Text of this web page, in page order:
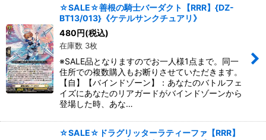
☆SALE☆善根の騎士バーダクト【RRR】{DZ-
BT13/013}《ケテルサンクチュアリ》
480円(税込)
在庫数 3枚
※SALE品となりますのでお一人様1点まで。同一
住所での複数購入もお断りさせていただきます。
【自】【バインドゾーン】：あなたのバトルフェ
イズにあなたのリアガードがバインドゾーンから
登場した時、あな…
☆SALE☆ドラグリッターラティーファ【RRR】